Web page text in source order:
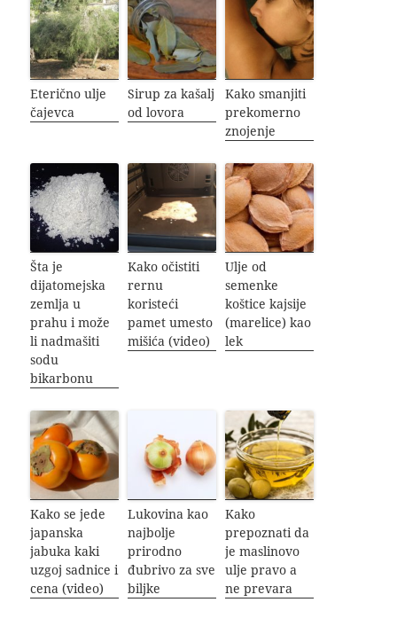
Eterično ulje
čajevca
Sirup za kašalj
od lovora
Kako smanjiti
prekomerno
znojenje
Šta je
dijatomejska
zemlja u
prahu i može
li nadmašiti
sodu
bikarbonu
Kako očistiti
rernu
koristeći
pamet umesto
mišića (video)
Ulje od
semenke
koštice kajsije
(marelice) kao
lek
Kako se jede
japanska
jabuka kaki
uzgoj sadnice i
cena (video)
Lukovina kao
najbolje
prirodno
đubrivo za sve
biljke
Kako
prepoznati da
je maslinovo
ulje pravo a
ne prevara